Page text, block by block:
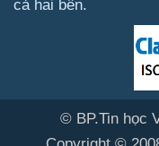
cả hai bên.
© BP.Tin học